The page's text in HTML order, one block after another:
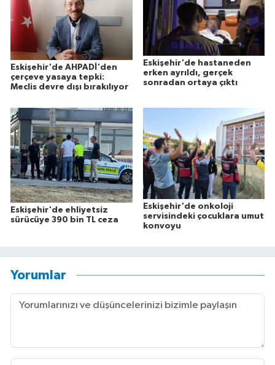
Eskişehir'de AHPADİ'den
çerçeve yasaya tepki:
Meclis devre dışı bırakılıyor
Eskişehir'de hastaneden
erken ayrıldı, gerçek
sonradan ortaya çıktı
Eskişehir'de ehliyetsiz
sürücüye 390 bin TL ceza
Eskişehir'de onkoloji
servisindeki çocuklara umut
konvoyu
Yorumlar